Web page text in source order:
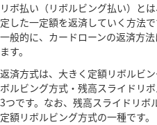
リボ払い（リボルビング払い）と
定した一定額を返済していく方法で
一般的に、カードローンの返済方
ます。
返済方式は、大きく定額リボルビ
ボルビング方式・残高スライドリ
3つです。なお、残高スライドリボ
定額リボルビング方式の一種です。